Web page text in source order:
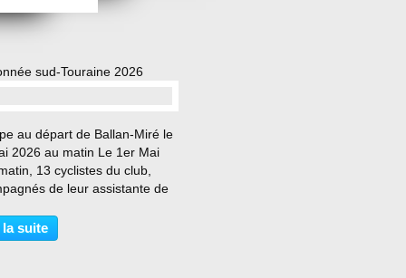
sud-Touraine 2026
au départ de Ballan-Miré le
2026 au matin Le 1er Mai
13 cyclistes du club,
de leur assistante de
Monet de Ballan-Miré
randonnée cyclotouristique
la suite